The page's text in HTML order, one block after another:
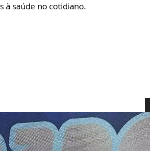
à saúde no cotidiano.